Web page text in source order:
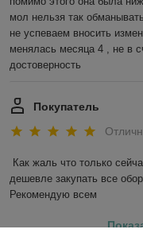
мол нельзя так
не успеваем вносить
менялась месяца 4 , не в
достоверность
Покупатель
Как жаль что только
дешевле закупать все
Рекомендую всем